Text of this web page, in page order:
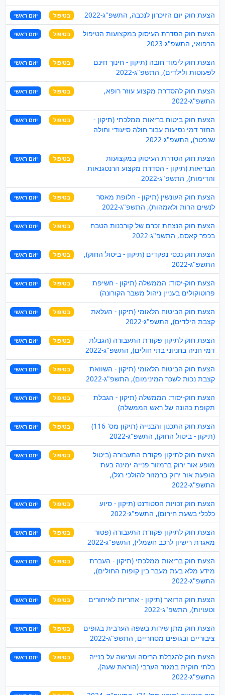
הצעת חוק יום הזיכרון לנכבה, התשפ"ג-2022
בטיפול יוזם ראשי
הצעת חוק הסדרת העיסוק במקצועות הטיפול
הרפואי, התשפ"ג-2023
בטיפול יוזם ראשי
הצעת חוק לימוד חובה (תיקון - חינוך חינם
לפעוטות ולילדים), התשפ"ג-2022
בטיפול יוזם ראשי
הצעת חוק להסדרת מקצוע עוזר רופא,
התשפ"ג-2022
בטיפול יוזם ראשי
הצעת חוק ביטוח בריאות ממלכתי (תיקון -
החזר דמי נסיעות עבור חולה סיעודי וחולה
שנפטר), התשפ"ג-2022
בטיפול יוזם ראשי
הצעת חוק הסדרת העיסוק במקצועות
הבריאות (תיקון - הסדרת מקצוע הרנטגנאות
והדימות), התשפ"ג-2022
בטיפול יוזם ראשי
הצעת חוק העונשין (תיקון - חלופת מאסר
לנשים הרות ולאמהות), התשפ"ג-2022
בטיפול יוזם ראשי
הצעת חוק הנצחת זכרם של קורבנות הטבח
בכפר קאסם, התשפ"ג-2022
בטיפול יוזם ראשי
הצעת חוק נכסי נפקדים (תיקון - ביטול החוק),
התשפ"ג-2022
בטיפול יוזם ראשי
הצעת חוק-יסוד: הממשלה (תיקון - חשיפת
פרוטוקולים בעניין ניהול משבר הקורונה)
בטיפול יוזם ראשי
הצעת חוק הביטוח הלאומי (תיקון - העלאת
קצבת הילדים), התשפ"ג-2022
בטיפול יוזם ראשי
הצעת חוק לתיקון פקודת התעבורה (הגבלת
דמי חניה בחניוני בתי חולים), התשפ"ג-2022
בטיפול יוזם ראשי
הצעת חוק הביטוח הלאומי (תיקון - השוואת
קצבת נכות לשכר המינימום), התשפ"ג-2022
בטיפול יוזם ראשי
הצעת חוק-יסוד: הממשלה (תיקון - הגבלת
תקופת כהונה של ראש הממשלה)
בטיפול יוזם ראשי
הצעת חוק התכנון והבנייה (תיקון מס' 116)
(תיקון - ביטול החוק), התשפ"ג-2022
בטיפול יוזם ראשי
הצעת חוק לתיקון פקודת התעבורה (ביטול
מופע אור ירוק ברמזור פנייה ימינה בעת
הופעת אור ירוק ברמזור להולכי רגל),
התשפ"ג-2022
בטיפול יוזם ראשי
הצעת חוק זכויות הסטודנט (תיקון - סיוע
כלכלי בשעת חירום), התשפ"ג-2022
בטיפול יוזם ראשי
הצעת חוק לתיקון פקודת התעבורה (פטור
מאגרת רישיון לרכב חשמלי), התשפ"ג-2022
בטיפול יוזם ראשי
הצעת חוק בריאות ממלכתי (תיקון - העברת
מידע מלא בעת מעבר בין קופות החולים),
התשפ"ג-2022
בטיפול יוזם ראשי
הצעת חוק הדואר (תיקון - אחריות לאיחורים
וטעויות), התשפ"ג-2022
בטיפול יוזם ראשי
הצעת חוק מתן שירות בשפה הערבית בגופים
ציבוריים ובגופים מסחריים, התשפ"ג-2022
בטיפול יוזם ראשי
הצעת חוק להגבלת הריסה וענישה על בנייה
בלתי חוקית במגזר הערבי (הוראת שעה),
התשפ"ג-2022
בטיפול יוזם ראשי